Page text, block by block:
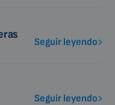
Seguir leyendo
Seguir leyendo